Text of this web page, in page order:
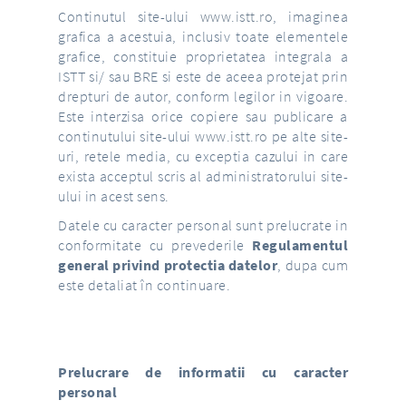
Continutul site-ului www.istt.ro , imaginea
grafica a acestuia, inclusiv toate elementele
grafice, constituie proprietatea integrala a
ISTT si/ sau BRE si este de aceea protejat prin
drepturi de autor, conform legilor in vigoare.
Este interzisa orice copiere sau publicare a
continutului site-uluiwww.istt.ro pe alte site-
uri, retele media, cu exceptia cazului in care
exista acceptul scris al administratorului site-
ului in acest sens.
Datele cu caracter personal sunt prelucrate in
conformitate cu prevederile Regulamentul
general privind protectia datelor, dupa cum
este detaliat în continuare.
Prelucrare de informatii cu caracter
personal